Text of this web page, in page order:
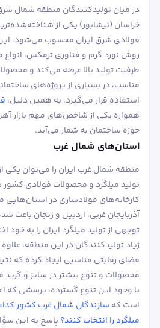
در میان تولیدکنندگان منطقه شمال
خراسان (نیشابور) یکی از
فولادی شرق ایران محسوب می‌شود. این
روش نورد گرم و فناوری ترمکس، انواع
ظرفیت تولید بالا عرضه می‌کند و
مناسب، در بسیاری از پروژه‌های
استفاده قرار می‌گیرد. به همین دلیل،
همواره یکی از شاخص‌های مهم بازار آهن
حوزه ساختمان به شمار می‌آید.
استان‌های شمال غرب
منطقه شمال غرب ایران را می‌توان
تولید میلگرد و محصولات فولادی کشور
کارخانه‌های فولادسازی در استان‌هایی
آذربایجان غربی، اردبیل و زنجان باعث
توجهی از تولید میلگرد ایران را به
زیاد تولیدکنندگان در این منطقه،
فضای رقابتی مناسبی ایجاد کرده که
محصولات و تنوع بیشتر در سایز و
با وجود این تنوع گسترده، پرسشی که
است که سازندگان شمال غرب کشور
میلگرد را انتخاب کنند؟ پاسخ به این